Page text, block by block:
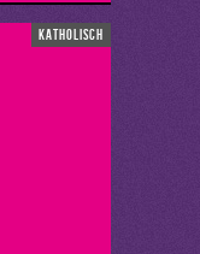
katholisch